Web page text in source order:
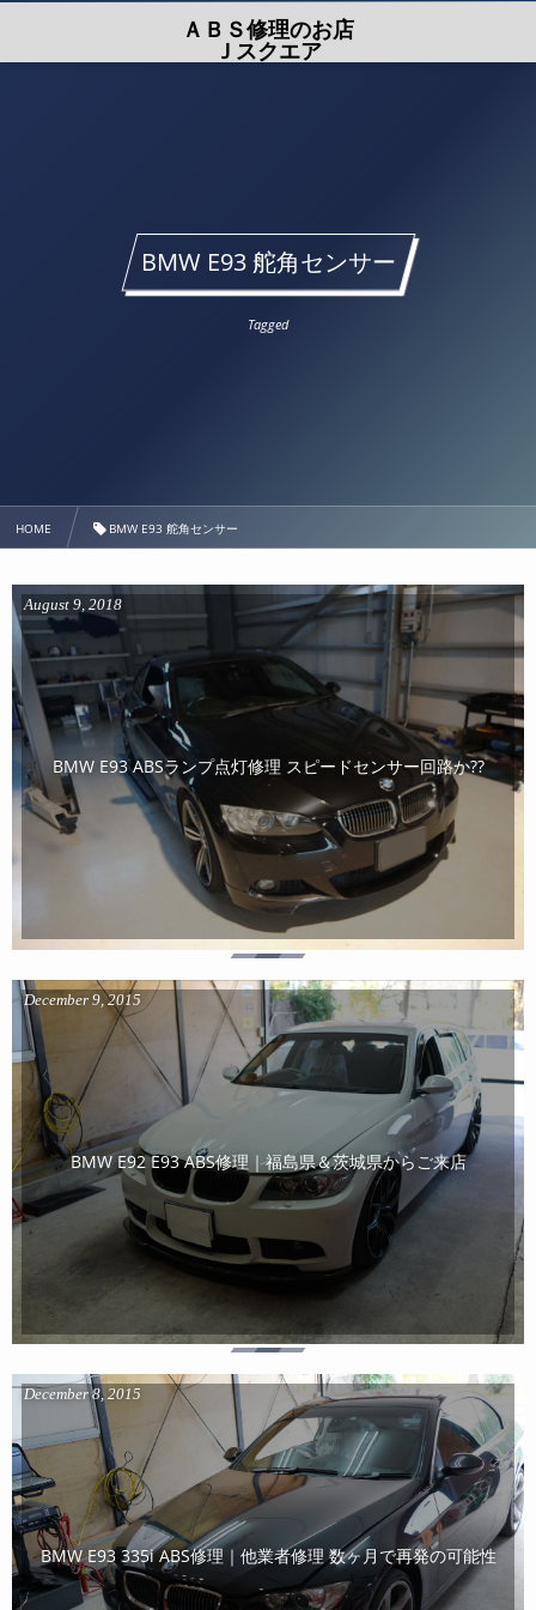
ＡＢＳ修理のお店
Ｊスクエア
BMW E93 舵角センサー
Tagged
HOME BMW E93 舵角センサー
BMW E93 ABSランプ点灯修理 スピードセンサー回路か??
August 9 2018
BMW E92 E93 ABS修理｜福島県＆茨城県からご来店
December 9 ,2015
BMW E93 335i ABS修理｜他業者修理 数ヶ月で再発の可能性
December 8, 2015